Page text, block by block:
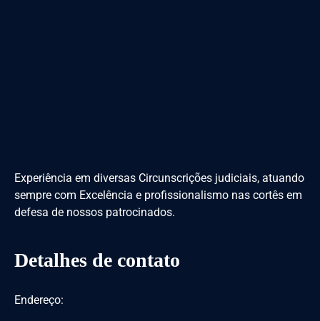
Experiência em diversas Circunscrições judiciais, atuando
sempre com Excelência e profissionalismo nas cortês em
defesa de nossos patrocinados.
Detalhes de contato
Endereço: